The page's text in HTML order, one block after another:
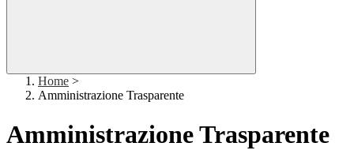
Home >
Amministrazione Trasparente
Amministrazione Trasparente